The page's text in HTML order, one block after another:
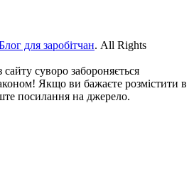
для заробітчан. All Rights
суворо забороняється
Якщо ви бажаєте розмістити в
посилання на джерело.